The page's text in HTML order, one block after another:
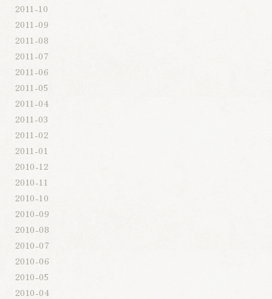
2011-10
2011-09
2011-08
2011-07
2011-06
2011-05
2011-04
2011-03
2011-02
2011-01
2010-12
2010-11
2010-10
2010-09
2010-08
2010-07
2010-06
2010-05
2010-04